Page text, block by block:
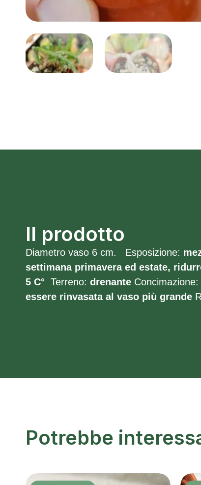
Il prodotto
Diametro vaso 6 cm. Esposizione:
settimana primavera ed estate,
5 C° Terreno: drenante Concimazione:
essere rinvasata al vaso più grande
Potrebbe